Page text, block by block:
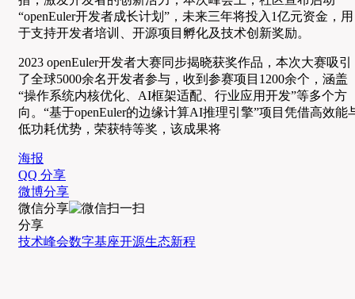
“openEuler开发者成长计划”，未来三年将投入1亿元资金，用
于支持开发者培训、开源项目孵化及技术创新奖励。
2023 openEuler开发者大赛同步揭晓获奖作品，本次大赛吸引
了全球5000余名开发者参与，收到参赛项目1200余个，涵盖
“操作系统内核优化、AI框架适配、行业应用开发”等多个方
向。“基于openEuler的边缘计算AI推理引擎”项目凭借高效能
低功耗优势，荣获特等奖，该成果将
海报
QQ 分享
微博分享
微信分享
分享
技术峰会数字基座开源生态新程